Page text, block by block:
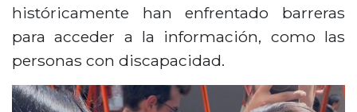
históricamente han enfrentado barreras
para acceder a la información, como las
personas con discapacidad.